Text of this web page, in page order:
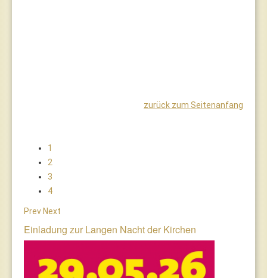
zurück zum Seitenanfang
1
2
3
4
Prev Next
Einladung zur Langen Nacht der Kirchen